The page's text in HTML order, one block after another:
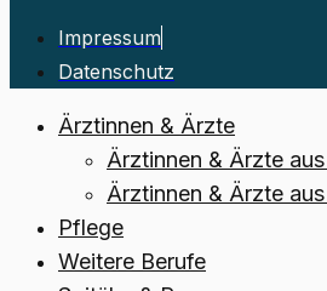
Impressum
Datenschutz
Ärztinnen & Ärzte
Ärztinnen & Ärzte
Ärztinnen & Ärzte
Pflege
Weitere Berufe